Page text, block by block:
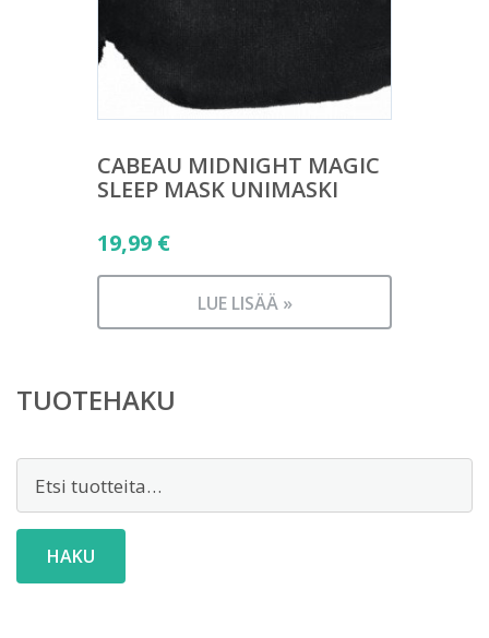
CABEAU MIDNIGHT MAGIC
SLEEP MASK UNIMASKI
19,99 €
LUE LISÄÄ »
TUOTEHAKU
HAKU